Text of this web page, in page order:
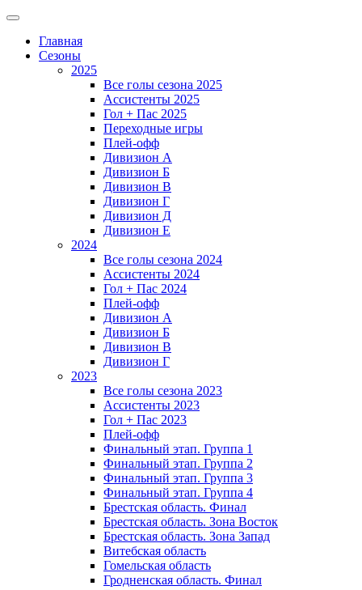
Главная
Сезоны
2025
Все голы сезона 2025
Ассистенты 2025
Гол + Пас 2025
Переходные игры
Плей-офф
Дивизион A
Дивизион Б
Дивизион В
Дивизион Г
Дивизион Д
Дивизион Е
2024
Все голы сезона 2024
Ассистенты 2024
Гол + Пас 2024
Плей-офф
Дивизион A
Дивизион Б
Дивизион В
Дивизион Г
2023
Все голы сезона 2023
Ассистенты 2023
Гол + Пас 2023
Плей-офф
Финальный этап. Группа 1
Финальный этап. Группа 2
Финальный этап. Группа 3
Финальный этап. Группа 4
Брестская область. Финал
Брестская область. Зона Восток
Брестская область. Зона Запад
Витебская область
Гомельская область
Гродненская область. Финал